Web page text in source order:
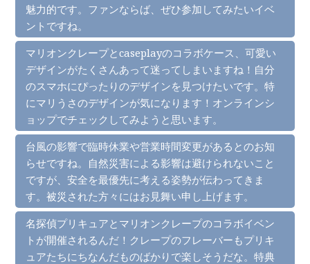
魅力的です。ファンならば、ぜひ参加してみたいイベ
ントですね。
マリオンクレープとcaseplayのコラボケース、可愛い
デザインがたくさんあって迷ってしまいますね！自分
のスマホにぴったりのデザインを見つけたいです。特
にマリうさのデザインが気になります！オンラインシ
ョップでチェックしてみようと思います。
台風の影響で臨時休業や営業時間変更があるとのお知
らせですね。自然災害による影響は避けられないこと
ですが、安全を最優先に考える姿勢が伝わってきま
す。被災された方々にはお見舞い申し上げます。
名探偵プリキュアとマリオンクレープのコラボイベン
トが開催されるんだ！クレープのフレーバーもプリキ
ュアたちにちなんだものばかりで楽しそうだな。特典